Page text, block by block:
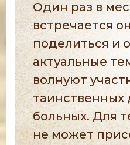
Один раз в
встречается
поделиться и
актуальные
волнуют
таинственных
больных. Для
не может